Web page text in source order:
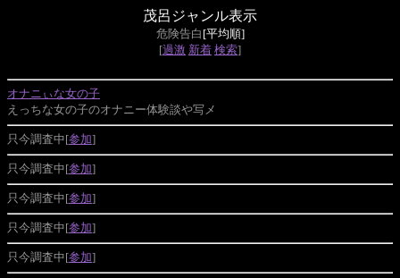
茂呂ジャンル表示
危険告白 [平均順]
[過激 新着 検索]
オナニぃな女の子
えっちな女の子のオナニー体験談や写メ
只今調査中[参加]
只今調査中[参加]
只今調査中[参加]
只今調査中[参加]
只今調査中[参加]